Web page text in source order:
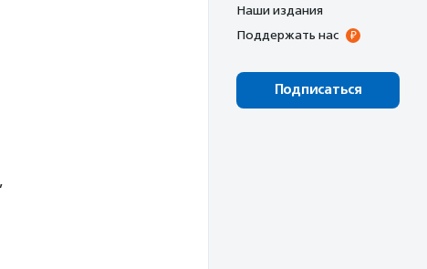
Наши издания
Поддержать нас
Подписаться